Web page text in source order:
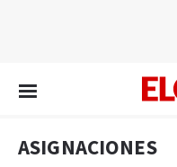
ASIGNACIONES